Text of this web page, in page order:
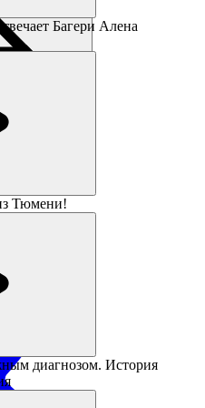
Багери Алена
Тюмени!
диагнозом. История